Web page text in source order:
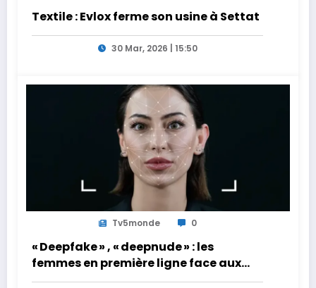
Textile : Evlox ferme son usine à Settat
30 Mar, 2026 | 15:50
Tv5monde 0
« Deepfake » , « deepnude » : les
femmes en première ligne face aux
dangers de l’intelligence artificielle